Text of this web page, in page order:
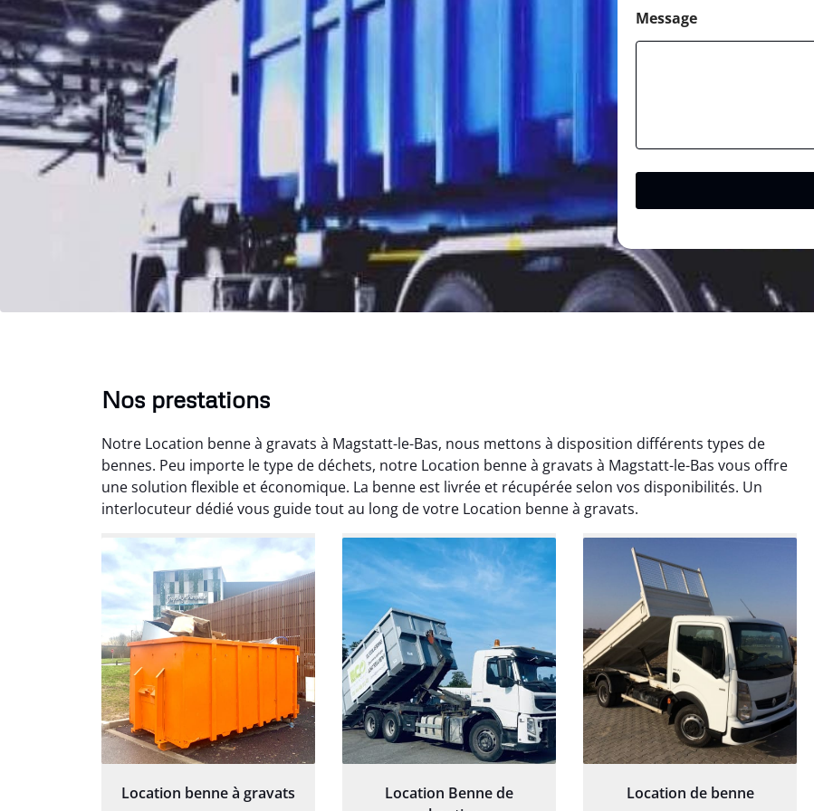
Message
Nos prestations
Notre Location benne à gravats à Magstatt-le-Bas, nous mettons à disposition différents types de
bennes. Peu importe le type de déchets, notre Location benne à gravats à Magstatt-le-Bas vous offre
une solution flexible et économique. La benne est livrée et récupérée selon vos disponibilités. Un
interlocuteur dédié vous guide tout au long de votre Location benne à gravats.
Location benne à gravats
Location Benne de
Location de benne
Aurélie Bonnet
21 juin 2024
Le service de terrassement
jardin à Var était
exceptionnel. L'équipe a
travaillé de manière efficace
et professionnelle, laissant
notre jardin impeccable et
prêt pour notre nouveau
projet d'aménagement
paysager.
Elisa Barreau
6 avril 2025
Parfait pour évacuer les
gravats de mon chantier.
Service rapide et efficace. Je
recommande sans
hésitation.